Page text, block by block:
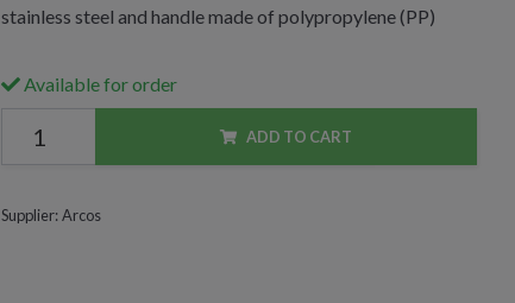
stainless steel and handle made of polypropylene (PP)
Available for order
ADD TO CART
Supplier:Arcos